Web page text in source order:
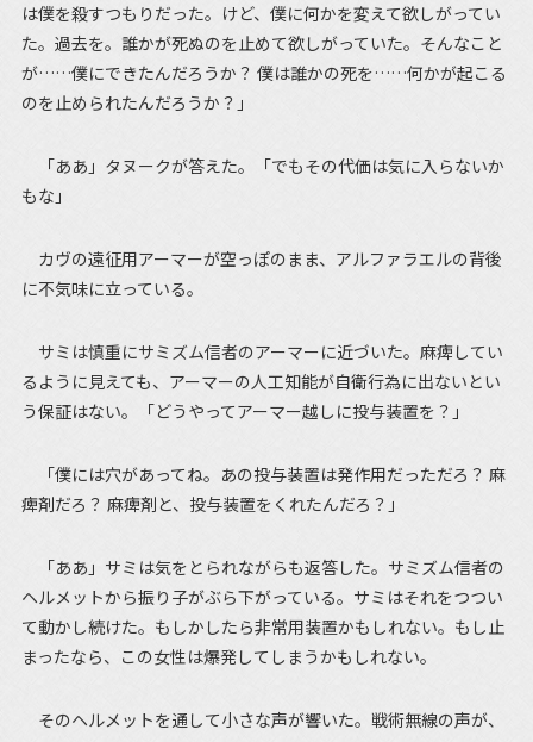
は僕を殺すつもりだった。けど、僕に何かを変えて欲しがってい
た。過去を。誰かが死ぬのを止めて欲しがっていた。そんなこと
が……僕にできたんだろうか？ 僕は誰かの死を……何かが起こる
のを止められたんだろうか？」
「ああ」タヌークが答えた。「でもその代価は気に入らないか
もな」
カヴの遠征用アーマーが空っぽのまま、アルファラエルの背後
に不気味に立っている。
サミは慎重にサミズム信者のアーマーに近づいた。麻痺してい
るように見えても、アーマーの人工知能が自衛行為に出ないとい
う保証はない。「どうやってアーマー越しに投与装置を？」
「僕には穴があってね。あの投与装置は発作用だっただろ？ 麻
痺剤だろ？ 麻痺剤と、投与装置をくれたんだろ？」
「ああ」サミは気をとられながらも返答した。サミズム信者の
ヘルメットから振り子がぶら下がっている。サミはそれをつつい
て動かし続けた。もしかしたら非常用装置かもしれない。もし止
まったなら、この女性は爆発してしまうかもしれない。
そのヘルメットを通して小さな声が響いた。戦術無線の声が、